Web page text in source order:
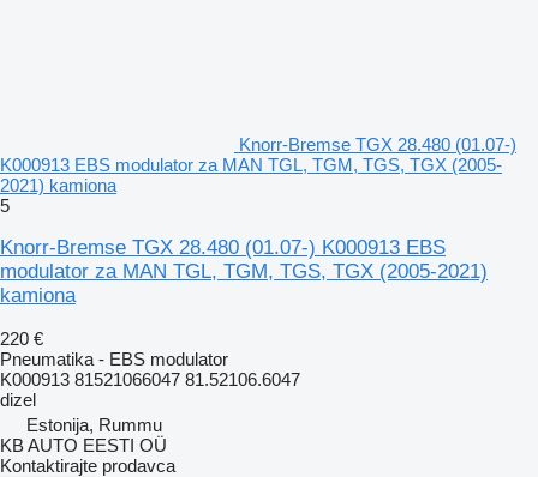
Knorr-Bremse TGX 28.480 (01.07-)
K000913 EBS modulator za MAN TGL, TGM, TGS, TGX (2005-
2021) kamiona
5
Knorr-Bremse TGX 28.480 (01.07-) K000913 EBS
modulator za MAN TGL, TGM, TGS, TGX (2005-2021)
kamiona
220 €
Pneumatika - EBS modulator
K000913 81521066047 81.52106.6047
dizel
Estonija, Rummu
KB AUTO EESTI OÜ
Kontaktirajte prodavca